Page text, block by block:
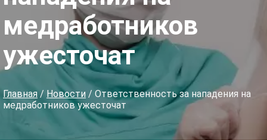
медработников
ужесточат
Главная / Новости / Ответственность за нападения на
медработников ужесточат